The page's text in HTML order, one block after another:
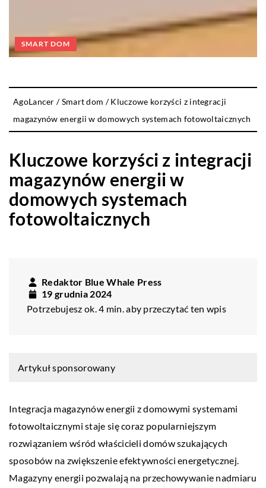
SMART DOM
AgoLancer /Smart dom /Kluczowe korzyści z integracji
magazynów energii w domowych systemach fotowoltaicznych
Kluczowe korzyści z integracji
magazynów energii w
domowych systemach
fotowoltaicznych
Redaktor Blue Whale Press
19 grudnia 2024
Potrzebujesz ok. 4 min. aby przeczytać ten wpis
Artykuł sponsorowany
Integracja magazynów energii z domowymi systemami
fotowoltaicznymi staje się coraz popularniejszym
rozwiązaniem wśród właścicieli domów szukających
sposobów na zwiększenie efektywności energetycznej.
Magazyny energii pozwalają na przechowywanie nadmiaru